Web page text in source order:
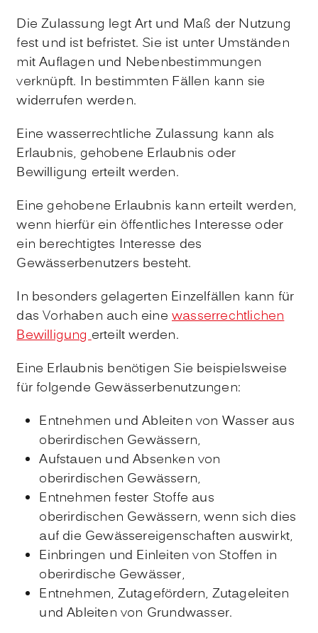
Die Zulassung legt Art und Maß der Nutzung
fest und ist befristet. Sie ist unter Umständen
mit Auflagen und Nebenbestimmungen
verknüpft. In bestimmten Fällen kann sie
widerrufen werden.
Eine wasserrechtliche Zulassung kann als
Erlaubnis, gehobene Erlaubnis oder
Bewilligung erteilt werden.
Eine gehobene Erlaubnis kann erteilt werden,
wenn hierfür ein öffentliches Interesse oder
ein berechtigtes Interesse des
Gewässerbenutzers besteht.
In besonders gelagerten Einzelfällen kann für
das Vorhaben auch eine wasserrechtlichen
Bewilligungerteilt werden.
Eine Erlaubnis benötigen Sie beispielsweise
für folgende Gewässerbenutzungen:
Entnehmen und Ableiten von Wasser aus
oberirdischen Gewässern,
Aufstauen und Absenken von
oberirdischen Gewässern,
Entnehmen fester Stoffe aus
oberirdischen Gewässern, wenn sich dies
auf die Gewässereigenschaften auswirkt,
Einbringen und Einleiten von Stoffen in
oberirdische Gewässer,
Entnehmen, Zutagefördern, Zutageleiten
und Ableiten von Grundwasser.